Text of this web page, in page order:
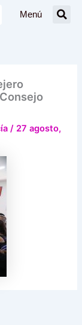
Menú
/ 27 agosto,